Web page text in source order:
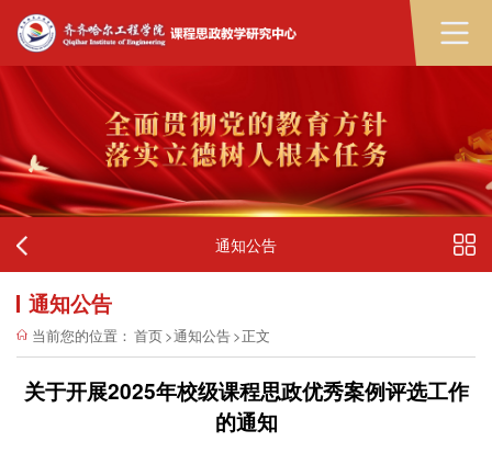
通知公告
通知公告
当前您的位置： 首页>通知公告>正文
关于开展2025年校级课程思政优秀案例评选工作
的通知